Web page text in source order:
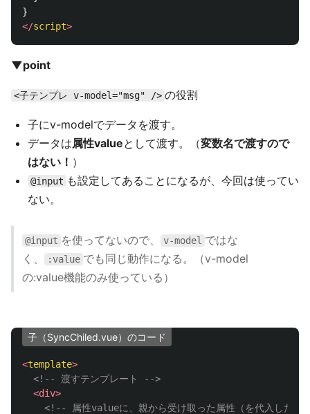
}
</script>
▼point
<子テンプレ v-model="msg" /> の役割
子にv-modelでデータを渡す。
データは属性valueとして渡す。（変数名で渡すので
はない！ ）
@input も設定してあることになるが、今回は使ってい
ない。
@input を使ってないので、 v-model ではな
く、
:value でも同じ動作になる。（v-model
の:value機能のみ使っている）
子（SyncChiled.vue）のコード
<template>
<!-- 渡すテンプレート -->
<div>
<!-- 属性valueに、親から受け取った属性（を代入した変